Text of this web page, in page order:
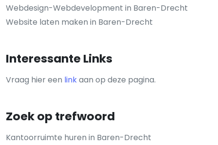
Webdesign-Webdevelopment in Baren-Drecht
Website laten maken in Baren-Drecht
Interessante Links
Vraag hier een linkaan op deze pagina.
Zoek op trefwoord
Kantoorruimte huren in Baren-Drecht